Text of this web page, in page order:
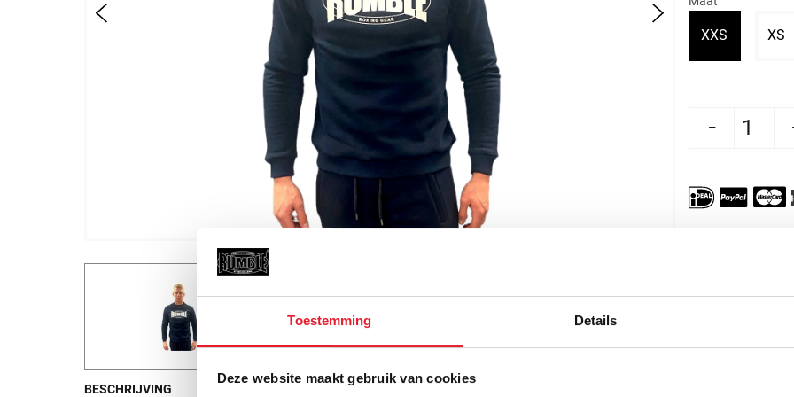
Toestemming Details
Deze website maakt gebruik van cookies
XXS VariantXS
Aantal verlagen voor Rumble
Aantal verhogen voor
BESCHRIJVING